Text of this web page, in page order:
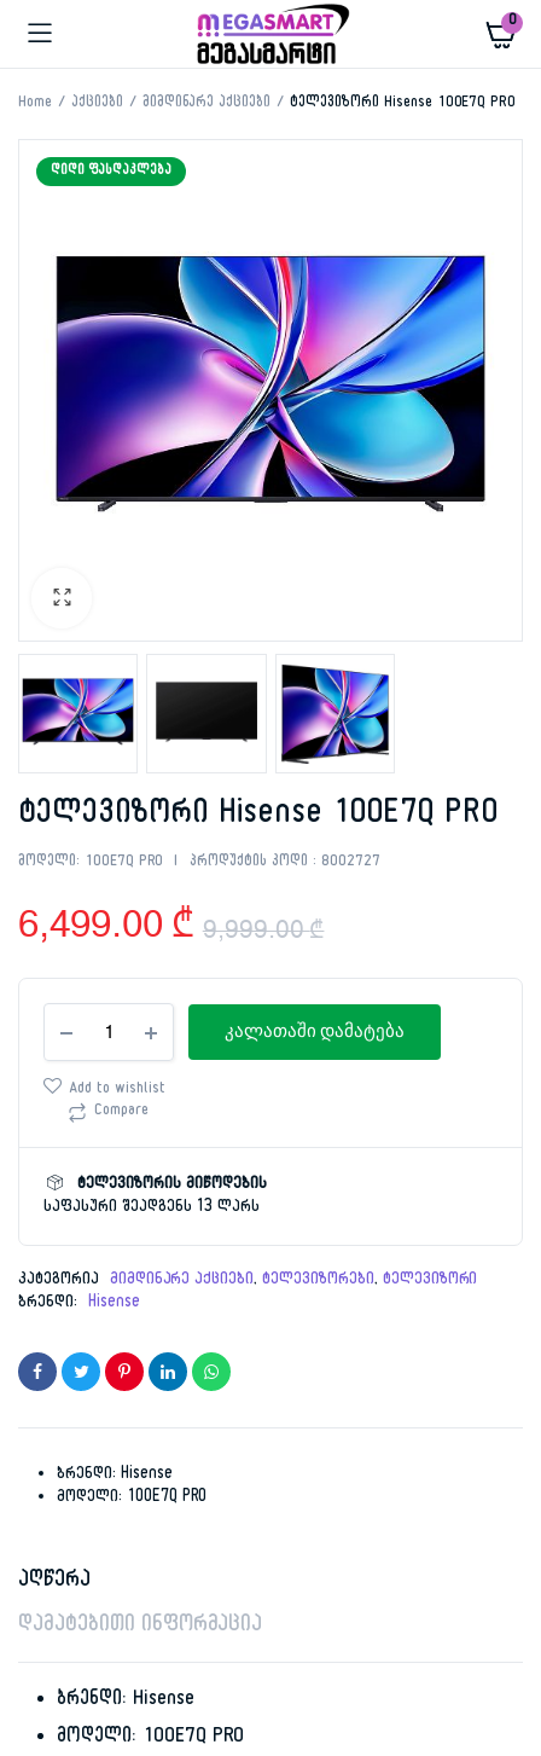
0
Home აქციები მიმდინარე აქციები ტელევიზორი Hisense 100E7Q PRO
ᲓᲘᲓᲘ ᲤᲐᲡᲓᲐᲙᲚᲔᲑᲐ
ტელევიზორი Hisense 100E7Q PRO
მოდელი: 100E7Q PRO პროდუქტის კოდი : 8002727
9,999.00₾
Original
price
9,999.00 ₾.
6,499.00 ₾
Current
price
6,499.00 ₾.
Hisense
100E7Q
PRO
რაოდენობა
კალათაში დამატება
Add to wishlist
Compare
ტელევიზორის მიწოდების
საფასური შეადგენს 13 ლარს
კატეგორია მიმდინარე აქციები,ტელევიზორები, ტელევიზორი
ბრენდი: Hisense
ბრენდი: Hisense
მოდელი: 100E7Q PRO
აღწერა
დამატებითი ინფორმაცია
ბრენდი: Hisense
მოდელი: 100E7Q PRO